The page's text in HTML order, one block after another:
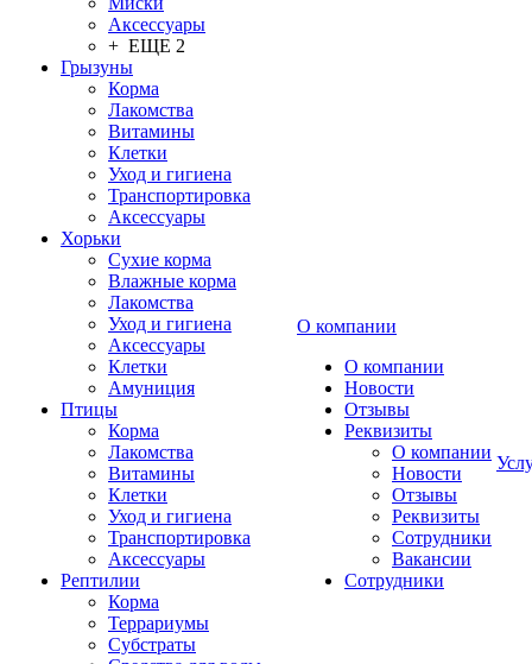
Аксессуары
+ ЕЩЕ 2
Грызуны
Корма
Лакомства
Витамины
Клетки
Уход и гигиена
Транспортировка
Аксессуары
Хорьки
Сухие корма
Влажные корма
Лакомства
Уход и гигиена
Аксессуары
Клетки
Амуниция
Птицы
Корма
Лакомства
Витамины
Клетки
Уход и гигиена
Транспортировка
Аксессуары
Рептилии
Корма
Террариумы
Субстраты
О компании
О компании
Новости
Отзывы
Реквизиты
О компании
Новости
Отзывы
Реквизиты
Сотрудники
Вакансии
Сотрудники